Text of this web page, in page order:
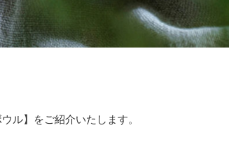
ル】をご紹介いたします。